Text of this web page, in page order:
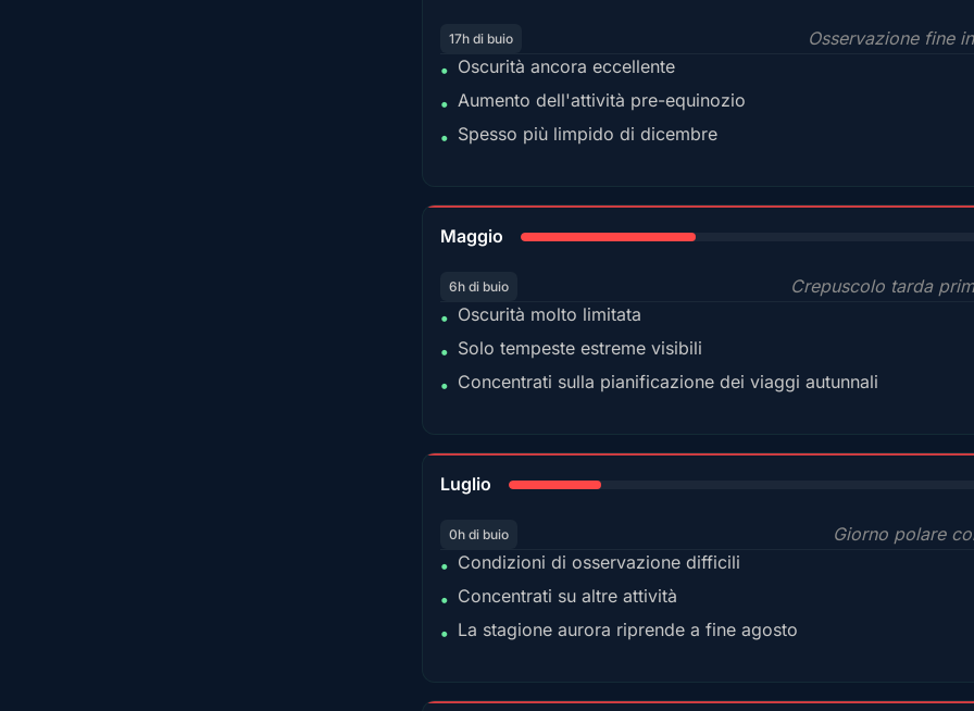
17h di buio
Osservazione fine
• Oscurità ancora eccellente
• Aumento dell'attività pre-equinozio
• Spesso più limpido di dicembre
Maggio
6h di buio
Crepuscolo tarda
• Oscurità molto limitata
• Solo tempeste estreme visibili
• Concentrati sulla pianificazione dei viaggi autunnali
Luglio
0h di buio
Giorno polare
• Condizioni di osservazione difficili
• Concentrati su altre attività
• La stagione aurora riprende a fine agosto